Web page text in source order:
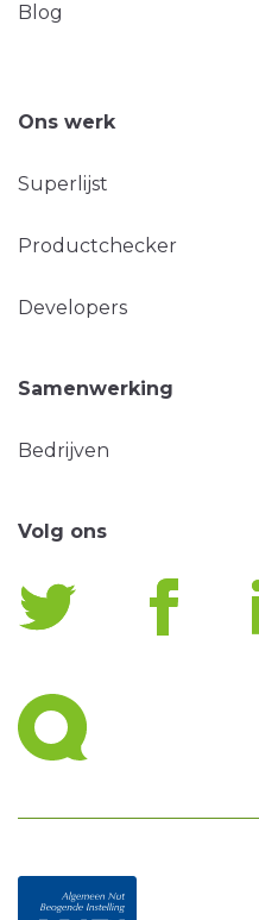
Blog
Ons werk
Superlijst
Productchecker
Developers
Samenwerking
Bedrijven
Volg ons